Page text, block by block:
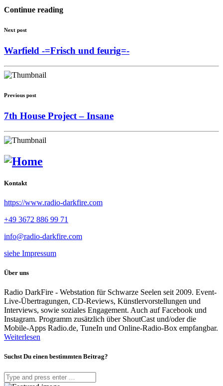
Continue reading
Next post
Warfield -=Frisch und feurig=-
Previous post
7th House Project – Insane
Kontakt
https://www.radio-darkfire.com
+49 3672 886 99 71
info@radio-darkfire.com
siehe Impressum
Über uns
Radio DarkFire - Webstation für Schwarze Seelen seit 2009. Event-
Live-Übertragungen, CD-Reviews, Künstlervorstellungen und
Interviews, sowie soziales Engagement. Auch auf Facebook und
Instagram. Programm zusätzlich über ShoutCast und/oder die
Mobile-Apps Radio.de, TuneIn und Online-Radio-Box empfangbar.
Weiterlesen
Suchst Du einen bestimmten Beitrag?